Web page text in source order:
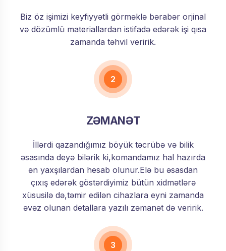
Biz öz işimizi keyfiyyətli görməklə bərabər orjinal
və dözümlü materiallardan istifadə edərək işi qısa
zamanda təhvil veririk.
2
ZƏMANƏT
İllərdi qazandığımız böyük təcrübə və bilik
əsasında deyə bilərik ki,komandamız hal hazırda
ən yaxşılardan hesab olunur.Elə bu əsasdan
çıxış edərək göstərdiyimiz bütün xidmətlərə
xüsusilə də,təmir edilən cihazlara eyni zamanda
əvəz olunan detallara yazılı zəmanət də veririk.
3